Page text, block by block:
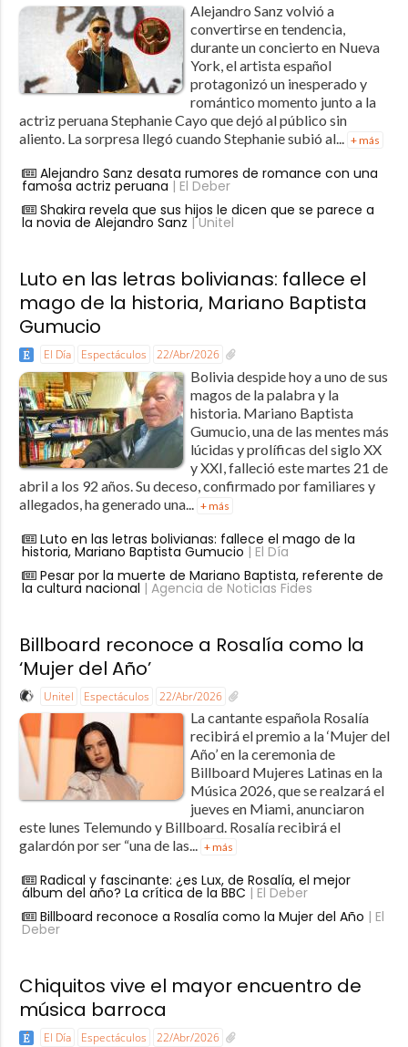
Alejandro Sanz volvió a
convertirse en tendencia,
durante un concierto en Nueva
York, el artista español
protagonizó un inesperado y
romántico momento junto a la
actriz peruana Stephanie Cayo que dejó al público sin
aliento. La sorpresa llegó cuando Stephanie subió al...
+ más
Alejandro Sanz desata rumores de romance con una
famosa actriz peruana | El Deber
Shakira revela que sus hijos le dicen que se parece a
la novia de Alejandro Sanz | Unitel
Luto en las letras bolivianas: fallece el
mago de la historia, Mariano Baptista
Gumucio
El Día Espectáculos 22/Abr/2026
Bolivia despide hoy a uno de sus
magos de la palabra y la
historia. Mariano Baptista
Gumucio, una de las mentes más
lúcidas y prolíficas del siglo XX
y XXI, falleció este martes 21 de
abril a los 92 años. Su deceso, confirmado por familiares y
allegados, ha generado una...
+ más
Luto en las letras bolivianas: fallece el mago de la
historia, Mariano Baptista Gumucio | El Día
Pesar por la muerte de Mariano Baptista, referente de
la cultura nacional | Agencia de Noticias Fides
Billboard reconoce a Rosalía como la
‘Mujer del Año’
Unitel Espectáculos 22/Abr/2026
La cantante española Rosalía
recibirá el premio a la ‘Mujer del
Año’ en la ceremonia de
Billboard Mujeres Latinas en la
Música 2026, que se realzará el
jueves en Miami, anunciaron
este lunes Telemundo y Billboard. Rosalía recibirá el
galardón por ser “una de las... + más
Radical y fascinante: ¿es Lux, de Rosalía, el mejor
álbum del año? La crítica de la BBC | El Deber
Billboard reconoce a Rosalía como la Mujer del Año | El
Deber
Chiquitos vive el mayor encuentro de
música barroca
El Día Espectáculos 22/Abr/2026